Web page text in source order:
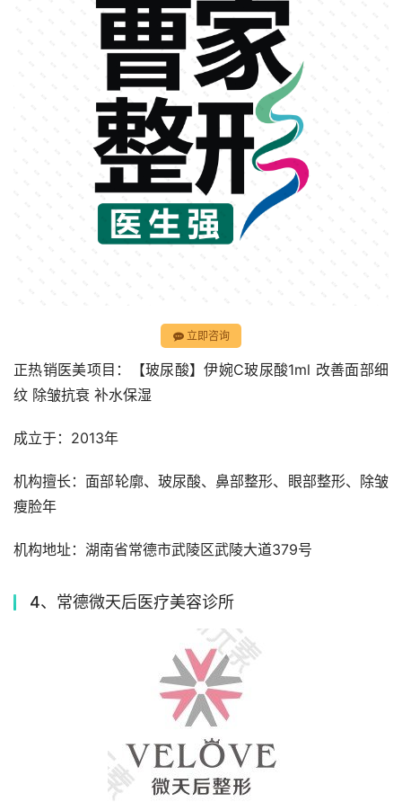
立即咨询
正热销医美项目：【玻尿酸】伊婉C玻尿酸1ml 改善面部细
纹 除皱抗衰 补水保湿
成立于：2013年
机构擅长：面部轮廓、玻尿酸、鼻部整形、眼部整形、除皱
瘦脸年
机构地址：湖南省常德市武陵区武陵大道379号
4、常德微天后医疗美容诊所